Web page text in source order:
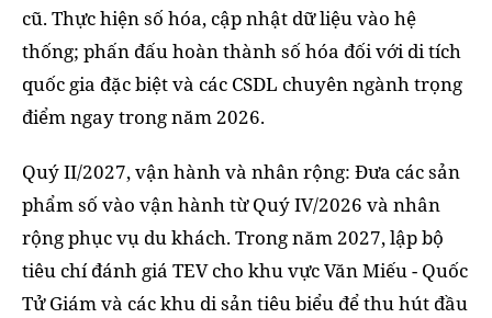
cũ. Thực hiện số hóa, cập nhật dữ liệu vào hệ
thống; phấn đấu hoàn thành số hóa đối với di tích
quốc gia đặc biệt và các CSDL chuyên ngành trọng
điểm ngay trong năm 2026.
Quý II/2027, vận hành và nhân rộng: Đưa các sản
phẩm số vào vận hành từ Quý IV/2026 và nhân
rộng phục vụ du khách. Trong năm 2027, lập bộ
tiêu chí đánh giá TEV cho khu vực Văn Miếu - Quốc
Tử Giám và các khu di sản tiêu biểu để thu hút đầu